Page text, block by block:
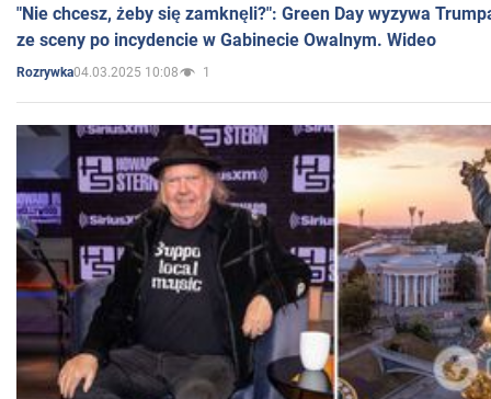
"Nie chcesz, żeby się zamknęli?": Green Day wyzywa
ze sceny po incydencie w Gabinecie Owalnym. Wideo
Rozrywka04.03.2025 10:08 1